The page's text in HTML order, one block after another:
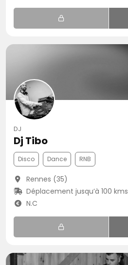
DJ
Dj Tibo
Disco Dance RNB
Rennes (35)
Déplacement jusqu’à 100 kms
N.C